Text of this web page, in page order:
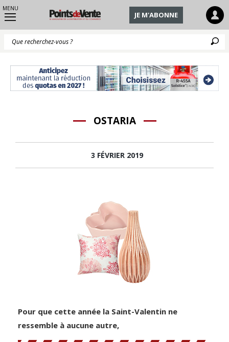
MENU
JE M'ABONNE
OSTARIA
3 FÉVRIER 2019
Pour que cette année la Saint-Valentin ne
ressemble à aucune autre,